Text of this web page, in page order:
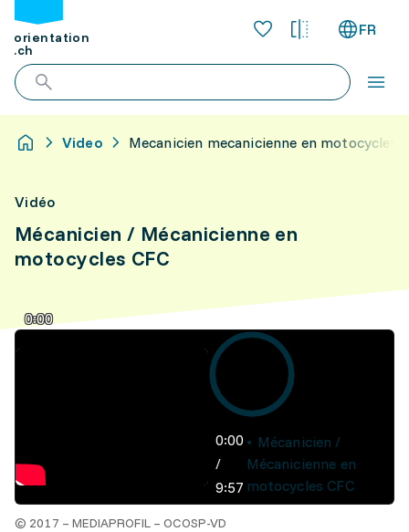
orientation
.ch
FR
Video Mecanicien mecanicienne en motocycles
Vidéo
Mécanicien / Mécanicienne en
motocycles CFC
0:00
0:00
/
9:57
Mécanicien /
Mécanicienne en
motocycles CFC
© 2017 – MEDIAPROFIL – OCOSP-VD